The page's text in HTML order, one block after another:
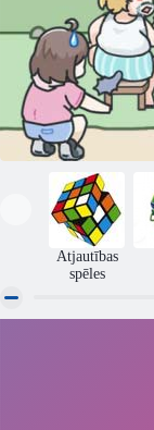
Atjautības
spēles